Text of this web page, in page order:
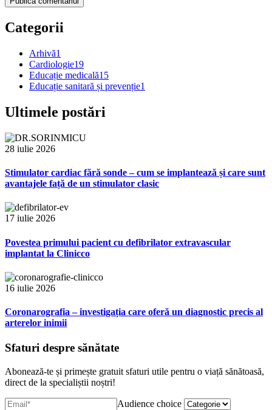
Categorii
Arhivă1
Cardiologie19
Educație medicală15
Educație sanitară și prevenție1
Ultimele postări
28 iulie 2026
Stimulator cardiac fără sonde – cum se implantează și care sunt
avantajele față de un stimulator clasic
17 iulie 2026
Povestea primului pacient cu defibrilator extravascular
implantat la Clinicco
16 iulie 2026
Coronarografia – investigația care oferă un diagnostic precis al
arterelor inimii
Sfaturi despre sănătate
Abonează-te și primește gratuit sfaturi utile pentru o viață sănătoasă,
direct de la specialiștii noștri!
Audience choice